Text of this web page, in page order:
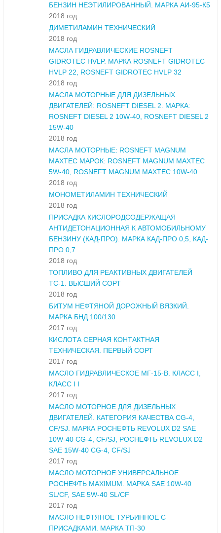
БЕНЗИН НЕЭТИЛИРОВАННЫЙ. МАРКА АИ-95-К5
2018 год
ДИМЕТИЛАМИН ТЕХНИЧЕСКИЙ
2018 год
МАСЛА ГИДРАВЛИЧЕСКИЕ ROSNEFT
GIDROTEC HVLP. МАРКА ROSNEFT GIDROTEC
HVLP 22, ROSNEFT GIDROTEC HVLP 32
2018 год
МАСЛА МОТОРНЫЕ ДЛЯ ДИЗЕЛЬНЫХ
ДВИГАТЕЛЕЙ: ROSNEFT DIESEL 2. МАРКА:
ROSNEFT DIESEL 2 10W-40, ROSNEFT DIESEL 2
15W-40
2018 год
МАСЛА МОТОРНЫЕ: ROSNEFT MAGNUM
MAXTEC МАРОК: ROSNEFT MAGNUM MAXTEC
5W-40, ROSNEFT MAGNUM MAXTEC 10W-40
2018 год
МОНОМЕТИЛАМИН ТЕХНИЧЕСКИЙ
2018 год
ПРИСАДКА КИСЛОРОДСОДЕРЖАЩАЯ
АНТИДЕТОНАЦИОННАЯ К АВТОМОБИЛЬНОМУ
БЕНЗИНУ (КАД-ПРО). МАРКА КАД-ПРО 0,5, КАД-
ПРО 0,7
2018 год
ТОПЛИВО ДЛЯ РЕАКТИВНЫХ ДВИГАТЕЛЕЙ
ТС-1. ВЫСШИЙ СОРТ
2018 год
БИТУМ НЕФТЯНОЙ ДОРОЖНЫЙ ВЯЗКИЙ.
МАРКА БНД 100/130
2017 год
КИСЛОТА СЕРНАЯ КОНТАКТНАЯ
ТЕХНИЧЕСКАЯ. ПЕРВЫЙ СОРТ
2017 год
МАСЛО ГИДРАВЛИЧЕСКОЕ МГ-15-В. КЛАСС I,
КЛАСС I I
2017 год
МАСЛО МОТОРНОЕ ДЛЯ ДИЗЕЛЬНЫХ
ДВИГАТЕЛЕЙ. КАТЕГОРИЯ КАЧЕСТВА CG-4,
CF/SJ. МАРКА РОСНЕФТЬ REVOLUX D2 SAE
10W-40 CG-4, CF/SJ, РОСНЕФТЬ REVOLUX D2
SAE 15W-40 CG-4, CF/SJ
2017 год
МАСЛО МОТОРНОЕ УНИВЕРСАЛЬНОЕ
РОСНЕФТЬ MAXIMUM. МАРКА SAE 10W-40
SL/CF, SAE 5W-40 SL/CF
2017 год
МАСЛО НЕФТЯНОЕ ТУРБИННОЕ С
ПРИСАДКАМИ. МАРКА ТП-30